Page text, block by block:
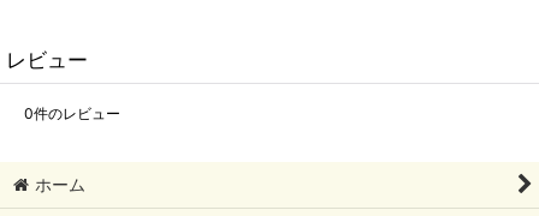
レビュー
0件のレビュー
ホーム